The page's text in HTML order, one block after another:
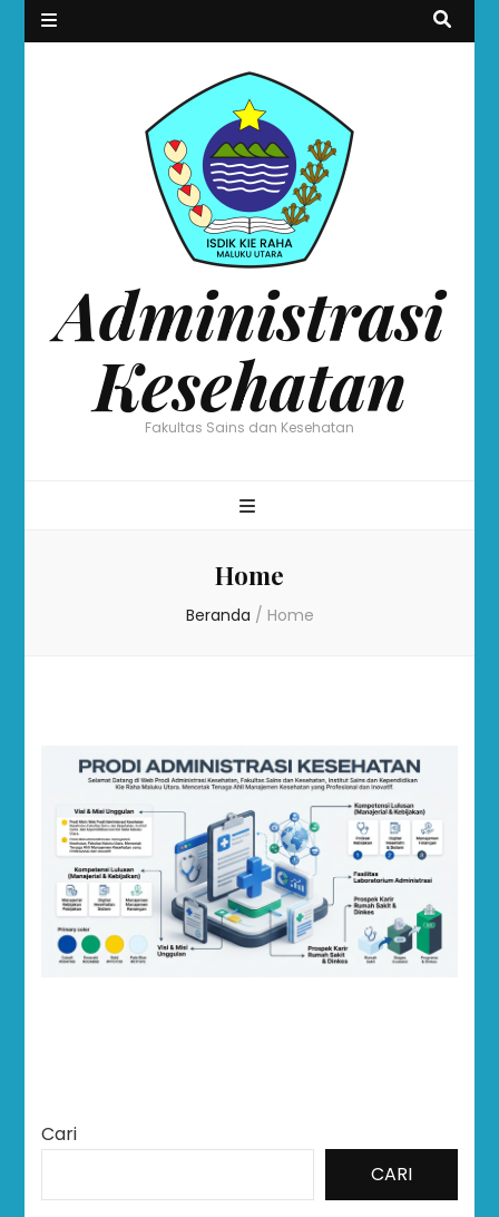
Administrasi
Kesehatan
Fakultas Sains dan Kesehatan
Home
Beranda / Home
Cari
CARI